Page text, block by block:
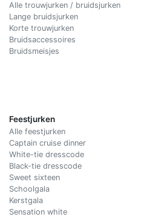
Alle trouwjurken / bruidsjurken
Lange bruidsjurken
Korte trouwjurken
Bruidsaccessoires
Bruidsmeisjes
Feestjurken
Alle feestjurken
Captain cruise dinner
White-tie dresscode
Black-tie dresscode
Sweet sixteen
Schoolgala
Kerstgala
Sensation white